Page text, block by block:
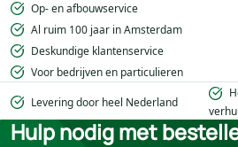
Op- en afbouwservice
Al ruim 100 jaar in Amsterdam
Deskundige klantenservice
Voor bedrijven en particulieren
Levering door heel Nederland
Hulp nodig met